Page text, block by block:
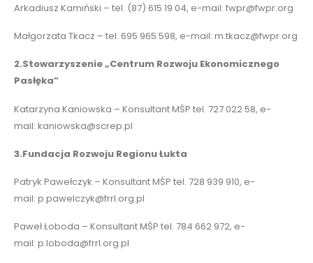
Arkadiusz Kamiński – tel. (87) 615 19 04, e-mail: fwpr@fwpr.org
Małgorzata Tkacz – tel. 695 965 598, e-mail: m.tkacz@fwpr.org
2.Stowarzyszenie „Centrum Rozwoju Ekonomicznego
Pasłęka”
Katarzyna Kaniowska – Konsultant MŚP tel. 727 022 58, e-
mail: kaniowska@screp.pl
3.Fundacja Rozwoju Regionu Łukta
Patryk Pawełczyk – Konsultant MŚP tel. 728 939 910, e-
mail: p.pawelczyk@frrl.org.pl
Paweł Łoboda – Konsultant MŚP tel. 784 662 972, e-
mail: p.loboda@frrl.org.pl